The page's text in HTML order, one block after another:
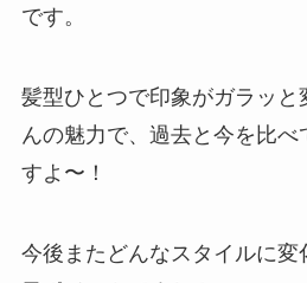
です。
髪型ひとつで印象がガラッと
んの魅力で、過去と今を比
すよ〜！
今後またどんなスタイルに変